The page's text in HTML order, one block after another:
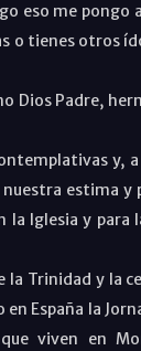
eso me pongo
o tienes otros
Dios Padre,
y, a
estima y
la Iglesia y para
la Trinidad y la
España la
viven en